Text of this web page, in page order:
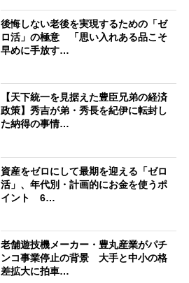
後悔しない老後を実現するための「ゼ
ロ活」の極意 「思い入れある品こそ
早めに手放す…
【天下統一を見据えた豊臣兄弟の経済
政策】秀吉が弟・秀長を紀伊に転封し
た納得の事情…
資産をゼロにして最期を迎える「ゼロ
活」、年代別・計画的にお金を使うポ
イント 6…
老舗遊技機メーカー・豊丸産業がパチ
ンコ事業停止の背景 大手と中小の格
差拡大に拍車…